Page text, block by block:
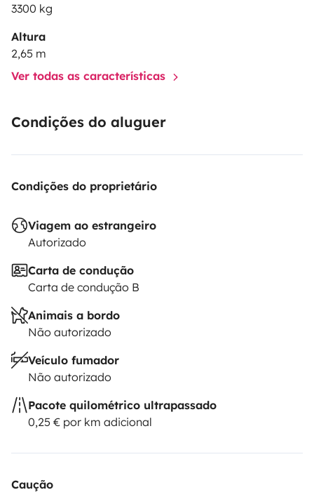
3300 kg
Altura
2,65 m
Ver todas as características
Condições do aluguer
Condições do proprietário
Viagem ao estrangeiro
Autorizado
Carta de condução
Carta de condução B
Animais a bordo
Não autorizado
Veículo fumador
Não autorizado
Pacote quilométrico ultrapassado
0,25 € por km adicional
Caução